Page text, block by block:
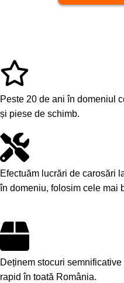
Peste 20 de ani în domeniul
și piese de schimb.
Efectuăm lucrări de carosări
în domeniu, folosim cele mai
Deținem stocuri
rapid în toată România.